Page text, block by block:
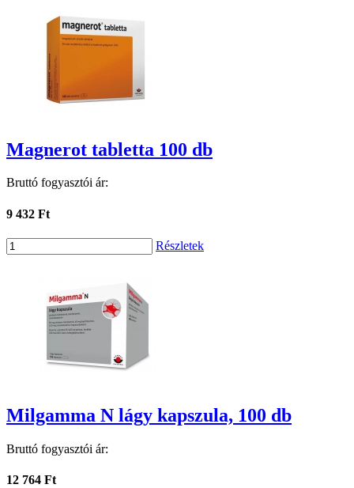
Magnerot tabletta 100 db
Bruttó fogyasztói ár:
9 432 Ft
Részletek
Milgamma N lágy kapszula, 100 db
Bruttó fogyasztói ár:
12 764 Ft